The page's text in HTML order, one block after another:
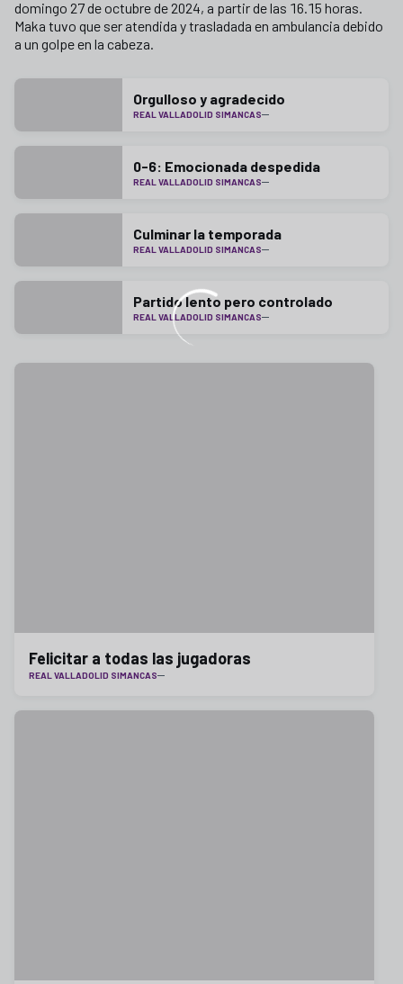
domingo 27 de octubre de 2024, a partir de las 16.15 horas.
Maka tuvo que ser atendida y trasladada en ambulancia debido
a un golpe en la cabeza.
Orgulloso y agradecido
REAL VALLADOLID SIMANCAS
0-6: Emocionada despedida
REAL VALLADOLID SIMANCAS
Culminar la temporada
REAL VALLADOLID SIMANCAS
Partido lento pero controlado
REAL VALLADOLID SIMANCAS
Felicitar a todas las jugadoras
REAL VALLADOLID SIMANCAS